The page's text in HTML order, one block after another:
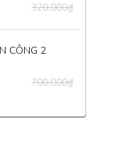
320.000₫
CÔNG 2
700.000₫